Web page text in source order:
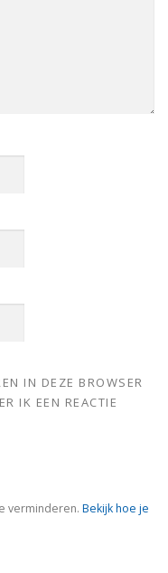
IN DEZE BROWSER
IK EEN REACTIE
verminderen. Bekijk hoe je